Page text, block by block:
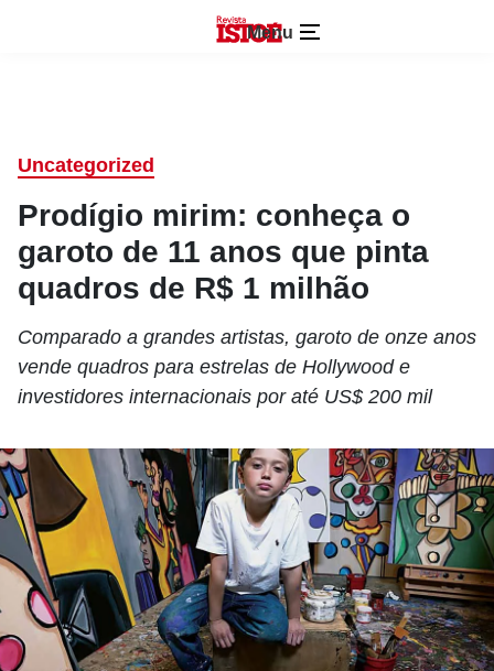
Menu
Uncategorized
Prodígio mirim: conheça o
garoto de 11 anos que pinta
quadros de R$ 1 milhão
Comparado a grandes artistas, garoto de onze anos
vende quadros para estrelas de Hollywood e
investidores internacionais por até US$ 200 mil